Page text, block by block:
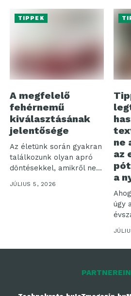
TIPPEK
A megfelelő
fehérnemű
kiválasztásának
jelentősége
Az életünk során gyakran
találkozunk olyan apró
döntésekkel, amikről nem
JÚLIUS 5, 2026
ne
az
a
úgy